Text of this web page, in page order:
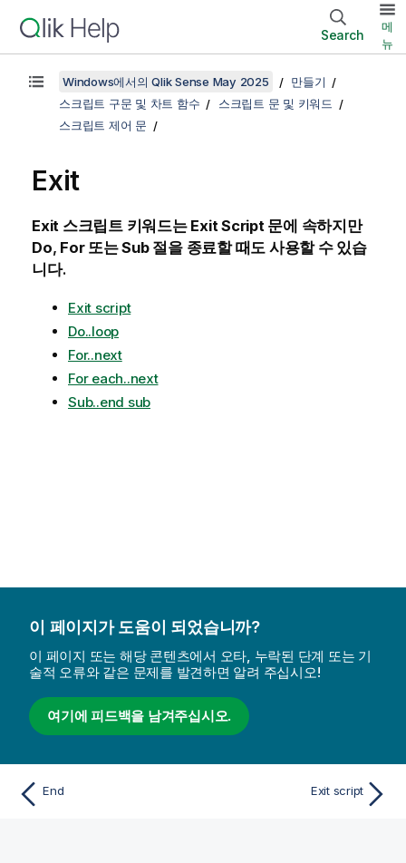
Search
메
뉴
Windows에서의 Qlik Sense May 2025
만들기
스크립트 구문 및 차트 함수
스크립트 문 및 키워드
스크립트 제어 문
Exit
Exit 스크립트 키워드는 Exit Script문에 속하지만
Do, For또는Sub절을 종료할 때도 사용할 수 있습
니다.
Exit script
Do..loop
For..next
For each..next
Sub..end sub
이 페이지가 도움이 되었습니까?
이 페이지 또는 해당 콘텐츠에서 오타, 누락된 단계 또는 기
술적 오류와 같은 문제를 발견하면 알려 주십시오!
여기에 피드백을 남겨주십시오.
End Exit script